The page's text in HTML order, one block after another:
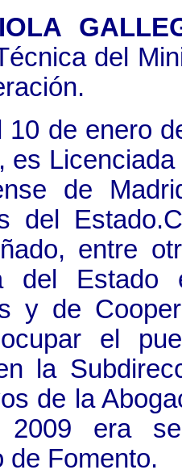
del
10 de enero
es
de
del
entre
del Estado
y de
el
la
de la
era
de Fomento.